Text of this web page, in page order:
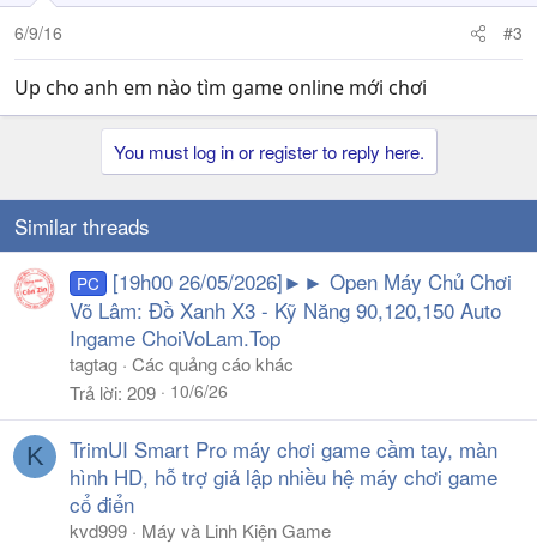
6/9/16 #3
Up cho anh em nào tìm game online mới chơi
You must log in or register to reply here.
Similar threads
PC
[19h00 26/05/2026]►► Open Máy Chủ Chơi
Võ Lâm: Đồ Xanh X3 - Kỹ Năng 90,120,150 Auto
Ingame ChoiVoLam.Top
tagtag Các quảng cáo khác
Trả lời 209 10/6/26
K
TrimUI Smart Pro máy chơi game cầm tay, màn
hình HD, hỗ trợ giả lập nhiều hệ máy chơi game
cổ điển
kvd999
Máy và Linh Kiện Game